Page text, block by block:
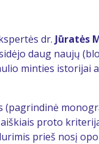
dr. Jūratės
daug naujų
minties istorijai
proto
prieš nosį